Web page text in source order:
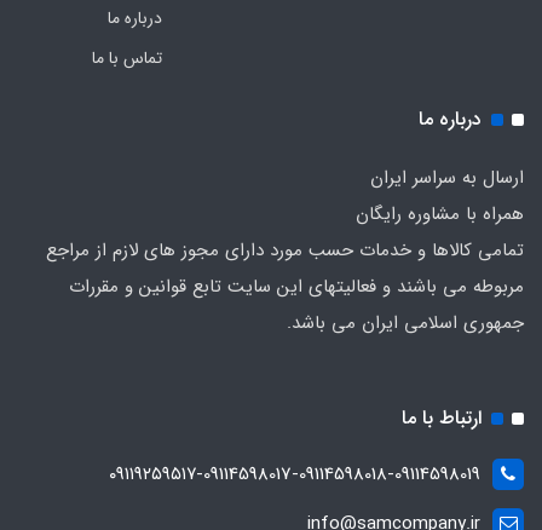
درباره ما
تماس با ما
درباره ما
ارسال به سراسر ایران
همراه با مشاوره رایگان
تمامی کالاها و خدمات حسب مورد دارای مجوز های لازم از مراجع
مربوطه می باشند و فعالیتهای این سایت تابع قوانین و مقررات
جمهوری اسلامی ایران می باشد.
ارتباط با ما
۰۹۱۱۹۲۵۹۵۱۷-09114598017-09114598018-09114598019
info@samcompany.ir